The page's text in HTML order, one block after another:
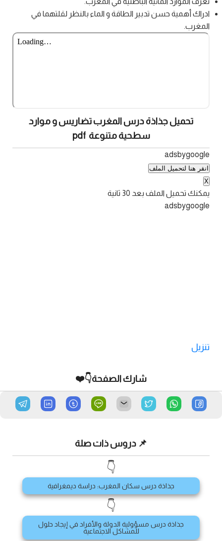
ادراك أهمية حسن تدبير الطاقة و الماء بالنظر لقلتهما في
المغرب.
تحميل جذاذة درس المغرب تضاريس و موارد
سطحية متنوعة pdf
adsbygoogle
انقر هنا لتحميل الملف
X
يمكنك تحميل الملف بعد 30 ثانية
adsbygoogle
تنزيل
شارك الصفحة👇❤️
📌 دروس ذات صلة
👇
جذاذة درس سكان المغرب: دراسة ديمغرافية
👇
جذاذة درس مسؤولية الدولة والأفراد في إيجاد حلول
للمشاكل الاجتماعية